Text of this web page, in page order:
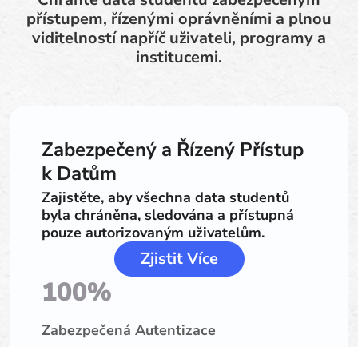
přístupem, řízenými oprávněními a plnou
viditelností napříč uživateli, programy a
institucemi.
Zabezpečený a Řízený Přístup
k Datům
Zajistěte, aby všechna data studentů
byla chráněna, sledována a přístupná
pouze autorizovaným uživatelům.
Zjistit Více
100%
Zabezpečená Autentizace